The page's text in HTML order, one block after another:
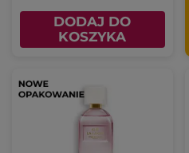
DODAJ DO
KOSZYKA